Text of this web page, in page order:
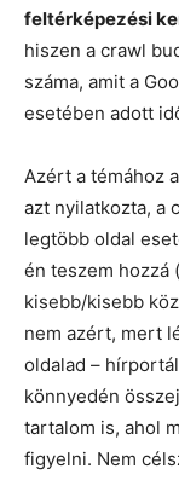
feltérképezési
hiszen a crawl
száma, amit a
esetében adott
Azért a témához
azt nyilatkozta, a
legtöbb oldal
én teszem hozzá
kisebb/kisebb
nem azért, mert
oldalad –
könnyedén
tartalom is, ahol
figyelni. Nem